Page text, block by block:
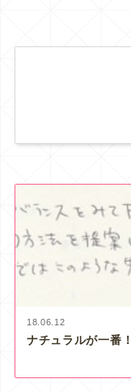
18.06.12
ナチュラルが一番！